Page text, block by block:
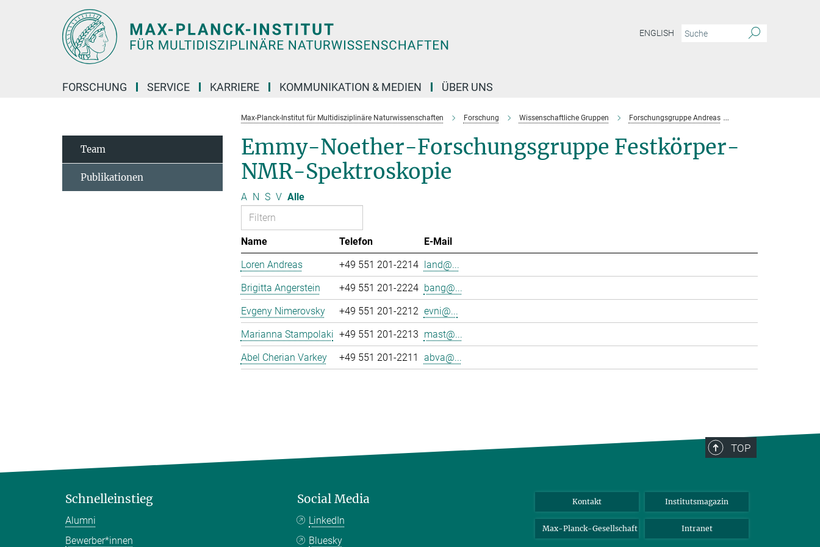
ENGLISH
FORSCHUNG SERVICE KARRIERE KOMMUNIKATION & MEDIEN ÜBER UNS
Max-Planck-Institut für Multidisziplinäre Naturwissenschaften Forschung Wissenschaftliche Gruppen Forschungsgruppe Andreas
Emmy-Noether-Forschungsgruppe Festkörper-
NMR-Spektroskopie
A N S V Alle
Name Telefon
E-Mail
Loren Andreas
+49 551 201-2214 land@...
Brigitta Angerstein
+49 551 201-2224 bang@...
Evgeny Nimerovsky
+49 551 201-2212 evni@...
Marianna Stampolaki +49 551 201-2213 mast@...
Abel Cherian Varkey
+49 551 201-2211 abva@...
Team
Publikationen
TOP
Schnelleinstieg
Alumni
Bewerber*innen
Social Media
LinkedIn
Bluesky
Kontakt Institutsmagazin
Max-Planck-Gesellschaft Intranet